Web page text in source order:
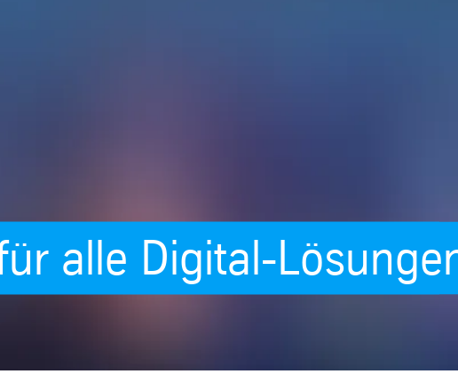
alle Digital-